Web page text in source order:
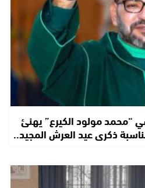
“محمد مولود الكيرع” يهنئ
ذكرى عيد العرش المجيد..